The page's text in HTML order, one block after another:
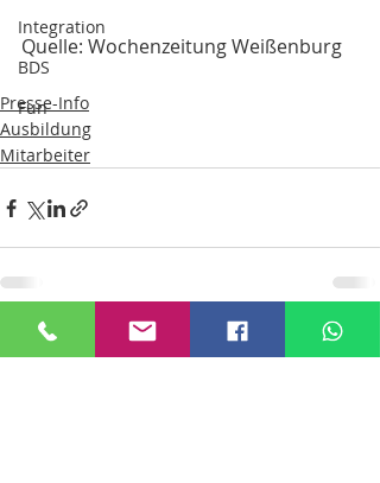
Integration
BDS
Fun
Quelle: Wochenzeitung Weißenburg
Presse-Info
Ausbildung
Mitarbeiter
Aktuelle Beiträge Alle ansehen